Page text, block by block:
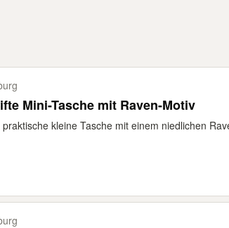
Mini-Tasche mit Raven-Motiv
kleine Tasche mit einem niedlichen